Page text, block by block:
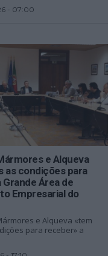
- 07:00
e Alqueva
as condições para
Área de
Empresarial do
e Alqueva «tem
para receber» a